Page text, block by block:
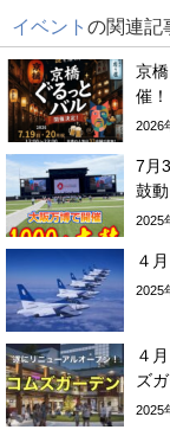
イベント の関連記
京
催！
2026
7月
鼓
2025
４
2025
４
ズ
2025